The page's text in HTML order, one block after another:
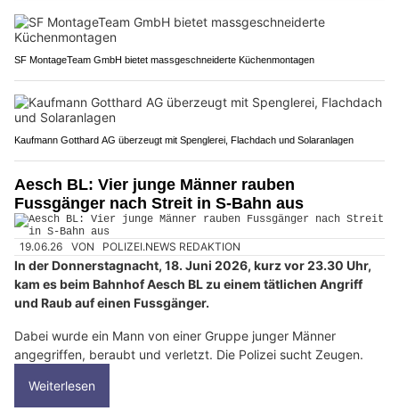
SF MontageTeam GmbH bietet massgeschneiderte Küchenmontagen
Kaufmann Gotthard AG überzeugt mit Spenglerei, Flachdach und Solaranlagen
Aesch BL: Vier junge Männer rauben
Fussgänger nach Streit in S-Bahn aus
19.06.26 VON POLIZEI.NEWS REDAKTION
In der Donnerstagnacht, 18. Juni 2026, kurz vor 23.30 Uhr,
kam es beim Bahnhof Aesch BL zu einem tätlichen Angriff
und Raub auf einen Fussgänger.
Dabei wurde ein Mann von einer Gruppe junger Männer
angegriffen, beraubt und verletzt. Die Polizei sucht Zeugen.
Weiterlesen